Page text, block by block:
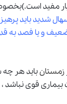
مفید
شدید باید
و یا فصد به قدر
زمستانباید هر چه
قوی نباشد ،